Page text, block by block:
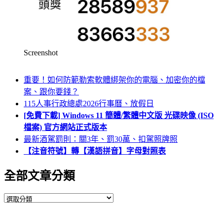
Screenshot
重要！如何防範勒索軟體綁架你的電腦、加密你的檔
案、跟你要錢？
115人事行政總處2026行事曆、放假日
[免費下載] Windows 11 簡體/繁體中文版 光碟映像 (ISO
檔案) 官方網站正式版本
最新酒駕罰則：關3年、罰30萬、扣駕照牌照
【注音符號】轉【漢語拼音】字母對照表
全部文章分類
全